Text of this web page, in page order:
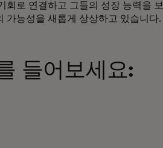
회로 연결하고 그들의 성장 능력을
가능성을 새롭게 상상하고 있습니다.
들어보세요: